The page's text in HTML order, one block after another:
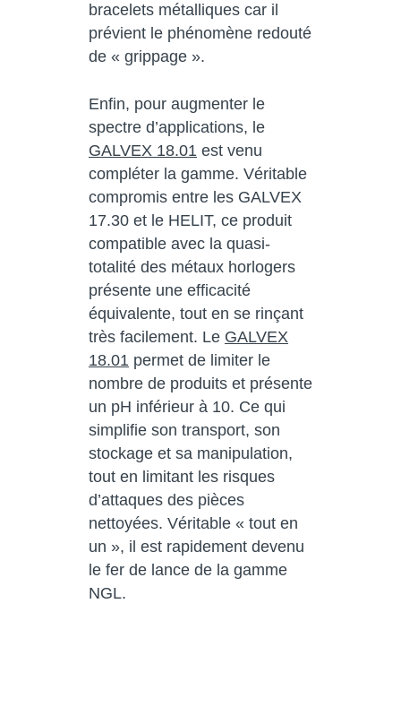
bracelets métalliques car il
prévient le phénomène redouté
de « grippage ».
Enfin, pour augmenter le
spectre d’applications, le
GALVEX 18.01est venu
compléter la gamme. Véritable
compromis entre les GALVEX
17.30 et le HELIT, ce produit
compatible avec la quasi-
totalité des métaux horlogers
présente une efficacité
équivalente, tout en se rinçant
très facilement. Le GALVEX
18.01permet de limiter le
nombre de produits et présente
un pH inférieur à 10. Ce qui
simplifie son transport, son
stockage et sa manipulation,
tout en limitant les risques
d’attaques des pièces
nettoyées. Véritable « tout en
un », il est rapidement devenu
le fer de lance de la gamme
NGL.